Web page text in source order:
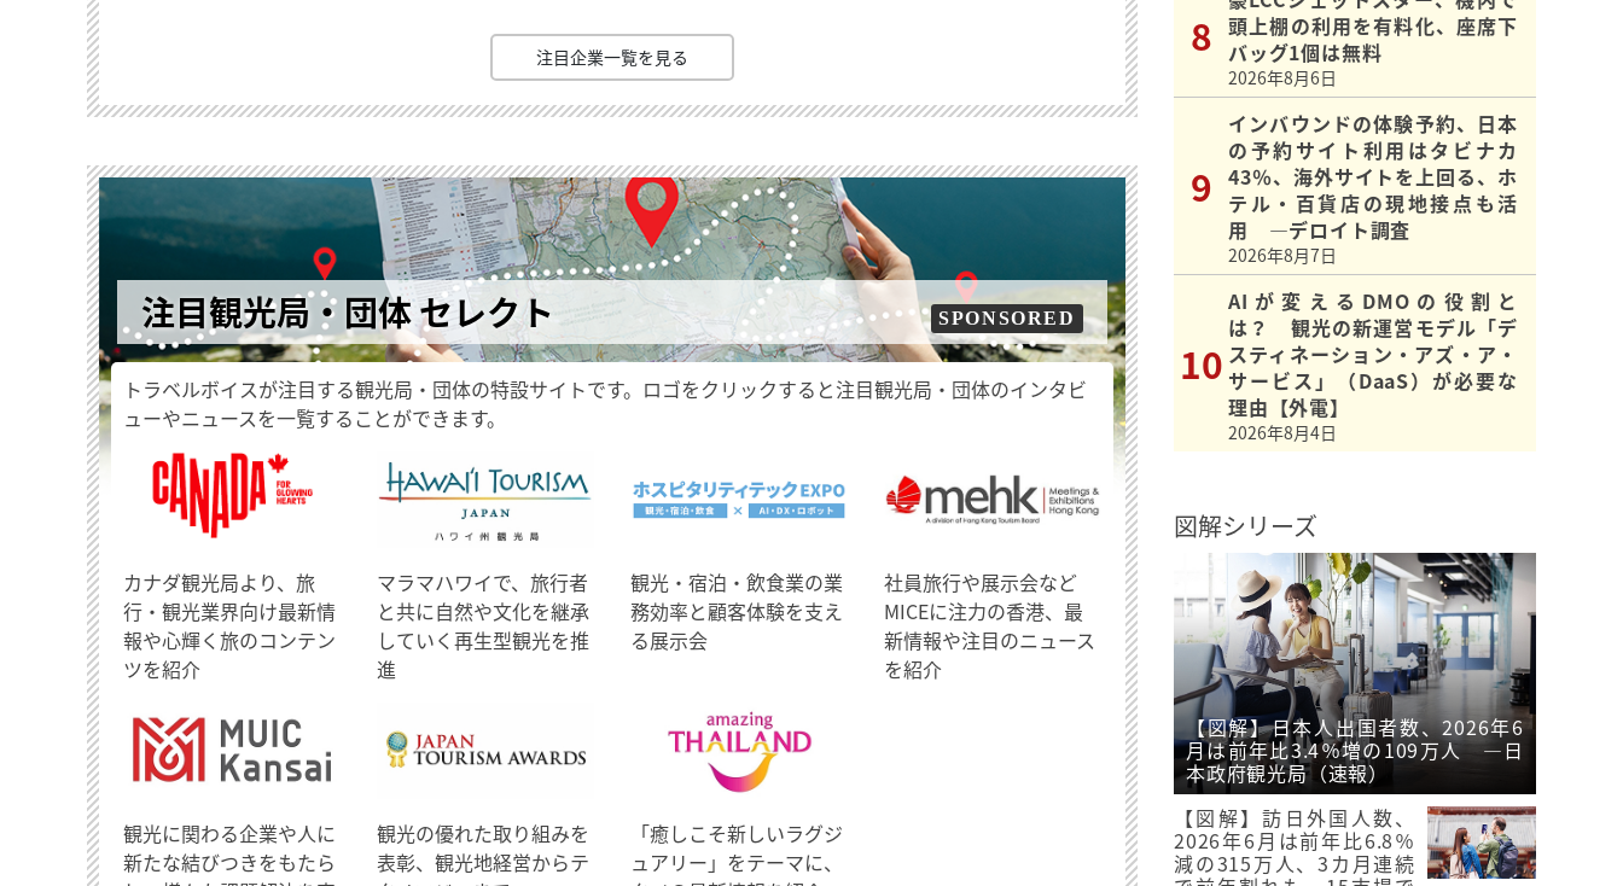
注目企業一覧を見る
注目観光局・団体 セレクト SPONSORED
トラベルボイスが注目する観光局・団体の特設サイトです。ロゴをクリックすると注目観光局・団体のインタビ
ューやニュースを一覧することができます。
​カナダ観光局より、旅
行・観光業界向け最新情
報や心輝く旅のコンテン
ツを紹介
マラマハワイで、旅行者
と共に自然や文化を継承
していく再生型観光を推
進
観光・宿泊・飲食業の業
務効率と顧客体験を支え
る展示会
社員旅行や展示会など
MICEに注力の香港、最
新情報や注目のニュース
を紹介
観光に関わる企業や人に
新たな結びつきをもたら
観光の優れた取り組みを
表彰、観光地経営からテ
「癒しこそ新しいラグジ
ュアリー」をテーマに、
頭上棚の利用を有料化、座席下
バッグ1個は無料
2026年8月6日
インバウンドの体験予約、日本
の予約サイト利用はタビナカ
43％、海外サイトを上回る、ホ
テル・百貨店の現地接点も活
用 ―デロイト調査
2026年8月7日
AIが変えるDMOの役割と
は？ 観光の新運営モデル「デ
スティネーション・アズ・ア・
サービス」（DaaS）が必要な
理由【外電】
2026年8月4日
図解シリーズ
【図解】日本人出国者数、2026年6
月は前年比3.4％増の109万人 ―日
本政府観光局（速報）
【図解】訪日外国人数、
2026年6月は前年比6.8％
減の315万人、3カ月連続